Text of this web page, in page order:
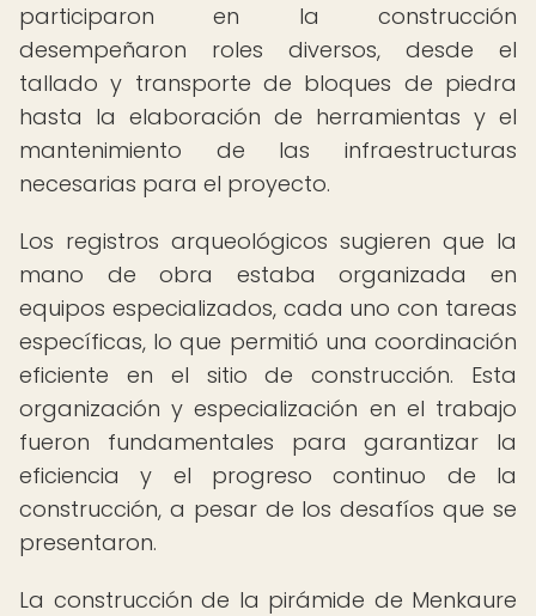
participaron en la construcción
desempeñaron roles diversos, desde el
tallado y transporte de bloques de piedra
hasta la elaboración de herramientas y el
mantenimiento de las infraestructuras
necesarias para el proyecto.
Los registros arqueológicos sugieren que la
mano de obra estaba organizada en
equipos especializados, cada uno con tareas
específicas, lo que permitió una coordinación
eficiente en el sitio de construcción. Esta
organización y especialización en el trabajo
fueron fundamentales para garantizar la
eficiencia y el progreso continuo de la
construcción, a pesar de los desafíos que se
presentaron.
La construcción de la pirámide de Menkaure